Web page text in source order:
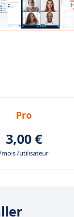
Pro
3,00 €
/utilisateur